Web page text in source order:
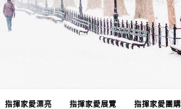
指揮家愛漂亮 指揮家愛展覽 指揮家愛團購